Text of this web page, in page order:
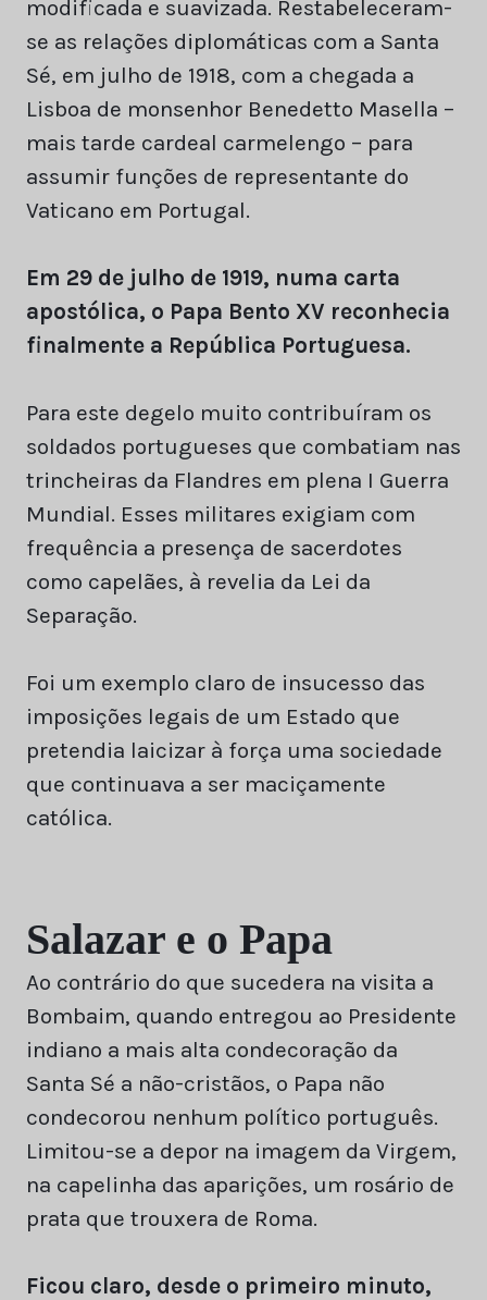
modificada e suavizada. Restabeleceram-
se as relações diplomáticas com a Santa
Sé, em julho de 1918, com a chegada a
Lisboa de monsenhor Benedetto Masella –
mais tarde cardeal carmelengo – para
assumir funções de representante do
Vaticano em Portugal.
Em 29 de julho de 1919, numa carta
apostólica, o Papa Bento XV reconhecia
finalmente a República Portuguesa.
Para este degelo muito contribuíram os
soldados portugueses que combatiam nas
trincheiras da Flandres em plena I Guerra
Mundial. Esses militares exigiam com
frequência a presença de sacerdotes
como capelães, à revelia da Lei da
Separação.
Foi um exemplo claro de insucesso das
imposições legais de um Estado que
pretendia laicizar à força uma sociedade
que continuava a ser maciçamente
católica.
Salazar e o Papa
Ao contrário do que sucedera na visita a
Bombaim, quando entregou ao Presidente
indiano a mais alta condecoração da
Santa Sé a não-cristãos, o Papa não
condecorou nenhum político português.
Limitou-se a depor na imagem da Virgem,
na capelinha das aparições, um rosário de
prata que trouxera de Roma.
Ficou claro, desde o primeiro minuto,